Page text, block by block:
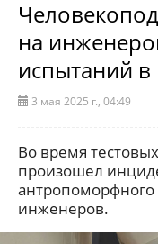
на
испытаний в
3 мая 2025 г., 04:49
Во время
произошел
инженеров.